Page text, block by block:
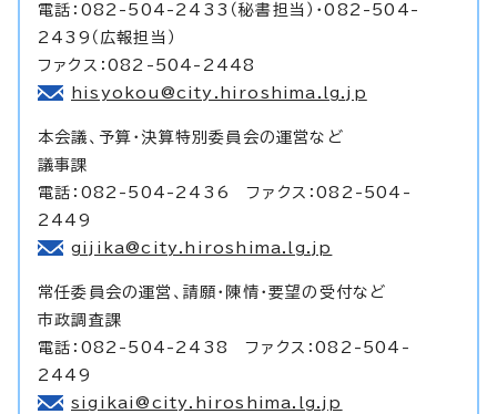
電話：082-504-2433（秘書担当）・082-504-
2439（広報担当）
ファクス：082-504-2448
hisyokou@city.hiroshima.lg.jp
本会議、予算・決算特別委員会の運営など
議事課
電話：082-504-2436 ファクス：082-504-
2449
gijika@city.hiroshima.lg.jp
常任委員会の運営、請願・陳情・要望の受付など
市政調査課
電話：082-504-2438 ファクス：082-504-
2449
sigikai@city.hiroshima.lg.jp